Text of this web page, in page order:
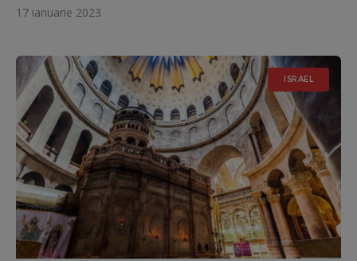
17 ianuarie 2023
ISRAEL